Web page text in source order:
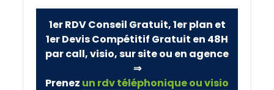
1er RDV Conseil Gratuit, 1er plan et
1er Devis Compétitif Gratuit en 48H
par call, visio, sur site ou en agence
⇒
Prenez un rdv téléphonique ou visio